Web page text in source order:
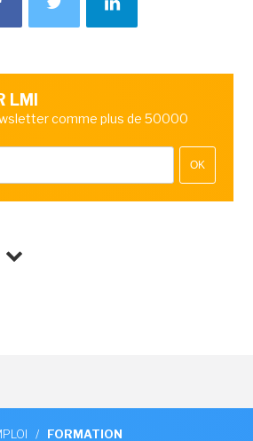
LMI
comme plus de 50000
OK
/ FORMATION